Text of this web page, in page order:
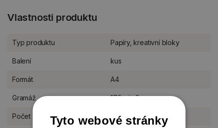
Vlastnosti produktu
Typ produktu Papíry, kreativní bloky
Balení kus
Formát A4
Gramáž 170 g/m2
Počet listů 70 listů
Tyto webové stránky